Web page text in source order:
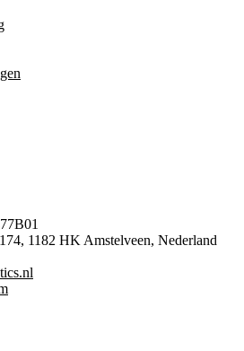
1182 HK Amstelveen, Nederland